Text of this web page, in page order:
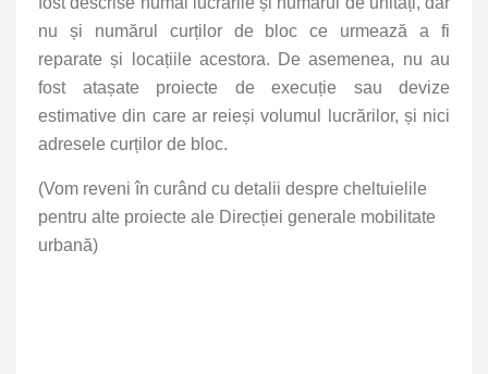
nu și numărul curților de bloc ce urmează a fi
reparate și locațiile acestora. De asemenea, nu au
fost atașate proiecte de execuție sau devize
estimative din care ar reieși volumul lucrărilor, și nici
adresele curților de bloc.
(Vom reveni în curând cu detalii despre cheltuielile
pentru alte proiecte ale Direcției generale mobilitate
urbană)